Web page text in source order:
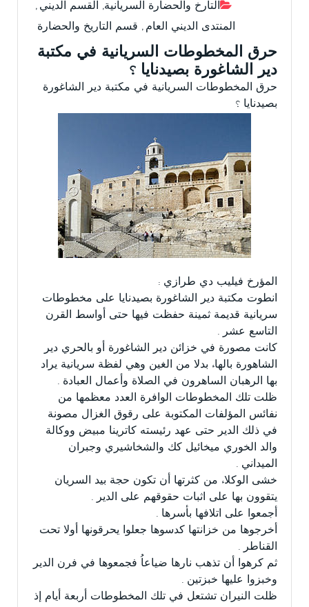
التارخ والحضارة السريانية, القسم الديني ,
المنتدى الديني العام , قسم التاريخ والحضارة
حرق المخطوطات السريانية في مكتبة
دير الشاغورة بصيدنايا ؟
حرق المخطوطات السريانية في مكتبة دير الشاغورة
بصيدنايا ؟
المؤرخ فيليب دي طرازي :
انطوت مكتبة دير الشاغورة بصيدنايا على مخطوطات
سريانية قديمة ثمينة حفظت فيها حتى أواسط القرن
التاسع عشر .
كانت مصورة في خزائن دير الشاغورة أو بالحري دير
الشاهورة بالهاء بدلا من الغين وهي لفظة سريانية يراد
بها الرهبان الساهرون في الصلاة وأعمال العبادة .
ظلت تلك المخطوطات الوافرة العدد معظمها من
نفائس المؤلفات المكتوبة على رقوق الغزال مصونة
في ذلك الدير حتى عهد رئيسته كاترينا مبيض ووكالة
والد الخوري ميخائيل كك والشخاشيري وجبران
الميداني .
خشى الوكلاء من كثرتها أن تكون حجة بيد السريان
يتقوون بها على اثبات حقوقهم على الدير .
أجمعوا على اتلافها بأسرها .
أخرجوها من خزانتها كدسوها جعلوا يحرقونها أولا تحت
القناطر .
ثم كرهوا أن تذهب نارها ضياعاُ فجمعوها في فرن الدير
وخبزوا عليها خبزتين .
ظلت النيران تشتعل في تلك المخطوطات أربعة أيام إذ